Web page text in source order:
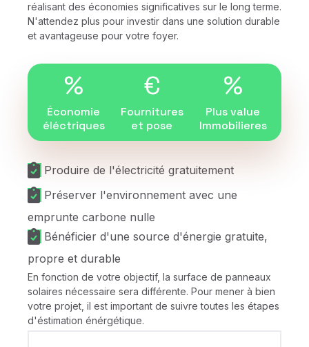
réalisant des économies significatives sur le long terme.
N'attendez plus pour investir dans une solution durable
et avantageuse pour votre foyer.
%
Économie
éléctriques
€
Fournitures
et pose
%
Plus value
Immobilieres
Produire de l'électricité gratuitement
Préserver l'environnement avec une
emprunte carbone nulle
Bénéficier d'une source d'énergie gratuite,
propre et durable
En fonction de votre objectif, la surface de panneaux
solaires nécessaire sera différente. Pour mener à bien
votre projet, il est important de suivre toutes les étapes
d'éstimation énérgétique.